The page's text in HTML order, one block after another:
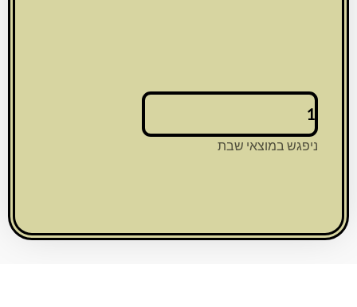
כמות
של
ברכה
לתלייה
הבית
ניפגש במוצאי שבת